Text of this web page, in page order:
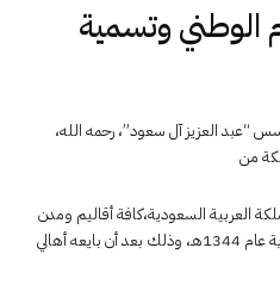
الوطني وتسمية
“عبد العزيز آل سعود”، رحمه الله،
من
العربية السعودية،كافة أقاليم ومدن
المملكة خضعت لقيادة الملك منذ بداية عام 1344هـ، وذلك بعد أن بايعه أهالي